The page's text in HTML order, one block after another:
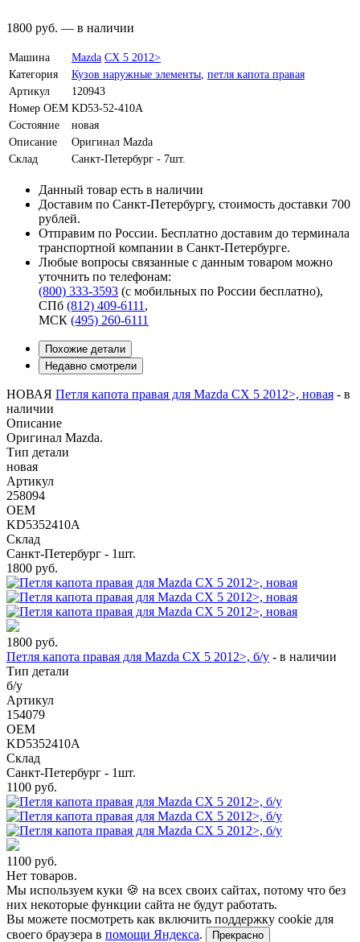
1800 руб. — в наличии
Машина Mazda CX 5 2012>
Категория
Кузов наружные элементы петля капота правая
Артикул
120943
Номер OEM KD53-52-410A
Состояние
новая
Описание
Оригинал Mazda
Склад
Санкт-Петербург - 7шт.
Данный товар есть в наличии
Доставим по Санкт-Петербургу, стоимость доставки 700
рублей.
Отправим по России. Бесплатно доставим до терминала
транспортной компании в Санкт-Петербурге.
Любые вопросы связанные с данным товаром можно
уточнить по телефонам:
(800) 333-3593 (с мобильных по России бесплатно),
СПб (812) 409-6111 ,
МСК (495) 260-6111
Похожие детали
Недавно смотрели
НОВАЯ Петля капота правая для Mazda CX 5 2012>, новая - в
наличии
Описание
Оригинал Mazda.
Тип детали
новая
Артикул
258094
OEM
KD5352410A
Склад
Санкт-Петербург - 1шт.
1800 руб.
1800 руб.
Петля капота правая для Mazda CX 5 2012>, б/у - в наличии
Тип детали
б/у
Артикул
154079
OEM
KD5352410A
Склад
Санкт-Петербург - 1шт.
1100 руб.
1100 руб.
Нет товаров.
Мы используем куки 🍪 на всех своих сайтах, потому что без
них некоторые функции сайта не будут работать.
Вы можете посмотреть как включить поддержку cookie для
своего браузера в помощи Яндекса. Прекрасно